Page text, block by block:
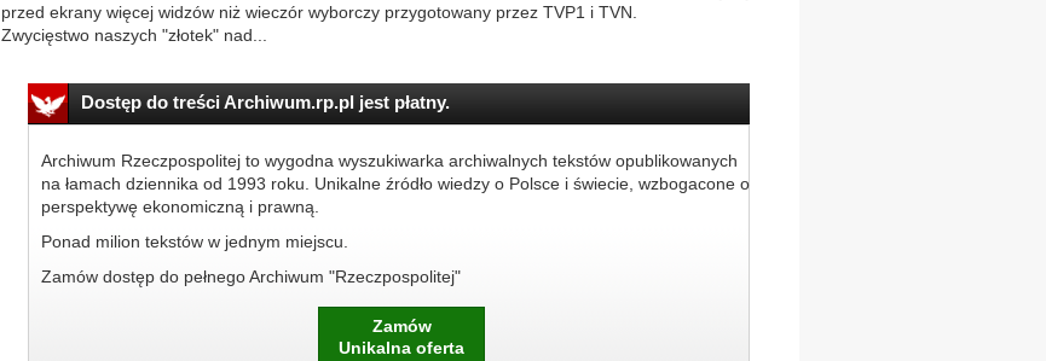
przed ekrany więcej widzów niż wieczór wyborczy przygotowany przez TVP1 i TVN.
Zwycięstwo naszych "złotek" nad...
Dostęp do treści Archiwum.rp.pl jest płatny.
Archiwum Rzeczpospolitej to wygodna wyszukiwarka archiwalnych tekstów opublikowanych
na łamach dziennika od 1993 roku. Unikalne źródło wiedzy o Polsce i świecie, wzbogacone o
perspektywę ekonomiczną i prawną.
Ponad milion tekstów w jednym miejscu.
Zamów dostęp do pełnego Archiwum "Rzeczpospolitej"
Zamów
Unikalna oferta